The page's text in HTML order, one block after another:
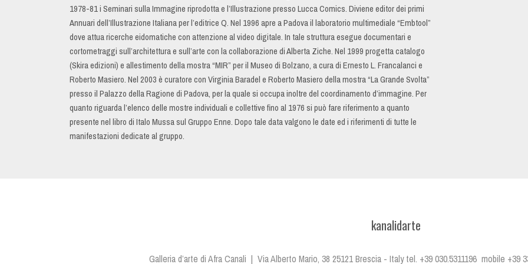
1978-81 i Seminari sulla Immagine riprodotta e l’Illustrazione presso Lucca Comics. Diviene editor dei primi
Annuari dell’Illustrazione Italiana per l’editrice Q. Nel 1996 apre a Padova il laboratorio multimediale “Embtool”
dove attua ricerche eidomatiche con attenzione al video digitale. In tale struttura esegue documentari e
cortometraggi sull’architettura e sull’arte con la collaborazione di Alberta Ziche. Nel 1999 progetta catalogo
(Skira edizioni) e allestimento della mostra “MIR” per il Museo di Bolzano, a cura di Ernesto L. Francalanci e
Roberto Masiero. Nel 2003 è curatore con Virginia Baradel e Roberto Masiero della mostra “La Grande Svolta”
presso il Palazzo della Ragione di Padova, per la quale si occupa inoltre del coordinamento d’immagine. Per
quanto riguarda l’elenco delle mostre individuali e collettive fino al 1976 si può fare riferimento a quanto
presente nel libro di Italo Mussa sul Gruppo Enne. Dopo tale data valgono le date ed i riferimenti di tutte le
manifestazioni dedicate al gruppo.
kanalidarte
Galleria d’arte di Afra Canali | Via Alberto Mario, 38 25121 Brescia - Italy tel. +39 030.5311196 mobile +39